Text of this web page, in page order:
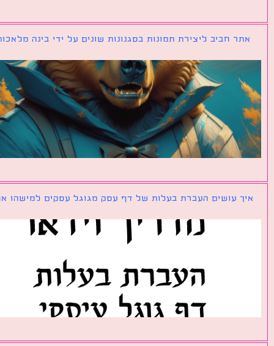
חביב ליצירת תמונות בסגנונות שונים על ידי בינה מלאכותית
עושים העברת בעלות של דף עסק מגוגל עסקים למישהו אחר?